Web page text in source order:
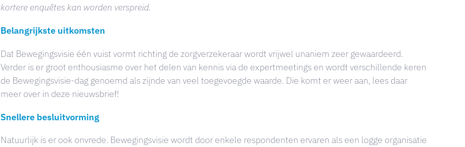
kortere enquêtes kan worden verspreid.
Belangrijkste uitkomsten
Dat Bewegingsvisie één vuist vormt richting de zorgverzekeraar wordt vrijwel unaniem zeer gewaardeerd.
Verder is er groot enthousiasme over het delen van kennis via de expertmeetings en wordt verschillende keren
de Bewegingsvisie-dag genoemd als zijnde van veel toegevoegde waarde. Die komt er weer aan, lees daar
meer over in deze nieuwsbrief!
Snellere besluitvorming
Natuurlijk is er ook onvrede. Bewegingsvisie wordt door enkele respondenten ervaren als een logge organisatie